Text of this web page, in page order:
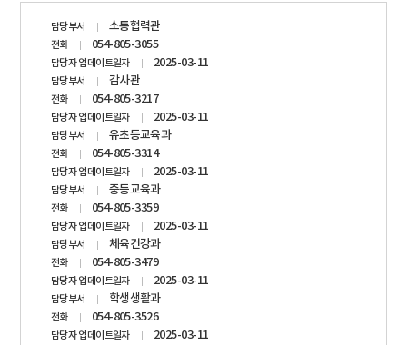
담당부서 소통협력관
전화 054-805-3055
담당자 업데이트일자 2025-03-11
담당부서 감사관
전화 054-805-3217
담당자 업데이트일자 2025-03-11
담당부서 유초등교육과
전화 054-805-3314
담당자 업데이트일자 2025-03-11
담당부서 중등교육과
전화 054-805-3359
담당자 업데이트일자 2025-03-11
담당부서 체육건강과
전화 054-805-3479
담당자 업데이트일자 2025-03-11
담당부서 학생생활과
전화 054-805-3526
담당자 업데이트일자 2025-03-11